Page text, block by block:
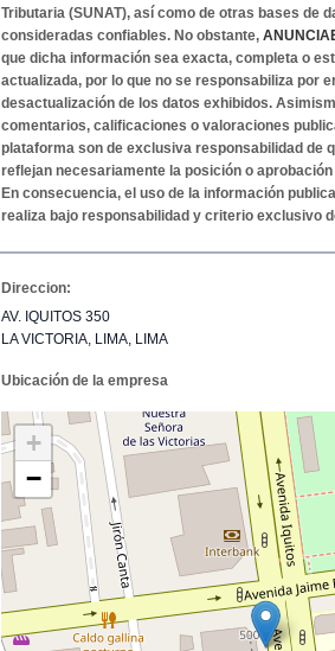
Tributaria (SUNAT), así como de otras bases de
consideradas confiables. No obstante,
que dicha información sea exacta, completa o
actualizada, por lo que no se responsabiliza por
desactualización de los datos exhibidos.
comentarios, calificaciones o valoraciones
plataforma son de exclusiva responsabilidad de
reflejan necesariamente la posición o aprobación
En consecuencia, el uso de la información
realiza bajo responsabilidad y criterio exclusivo
Direccion:
AV. IQUITOS 350
LA VICTORIA, LIMA, LIMA
Ubicación de la empresa
+
−